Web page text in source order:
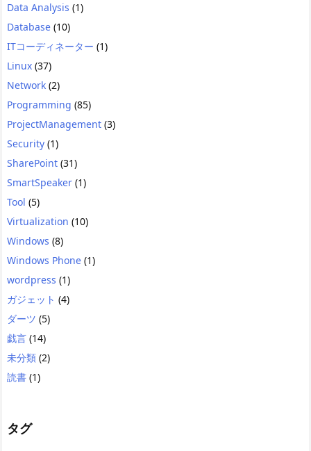
Data Analysis (1)
Database (10)
ITコーディネーター (1)
Linux (37)
Network (2)
Programming (85)
ProjectManagement (3)
Security (1)
SharePoint (31)
SmartSpeaker (1)
Tool (5)
Virtualization (10)
Windows (8)
Windows Phone (1)
wordpress (1)
ガジェット (4)
ダーツ (5)
戯言 (14)
未分類 (2)
読書 (1)
タグ